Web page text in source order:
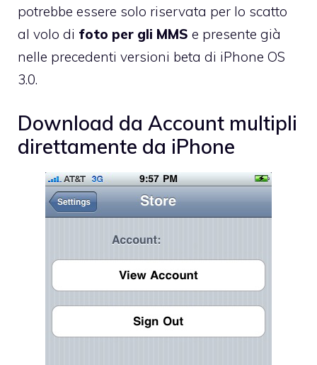
potrebbe essere solo riservata per lo scatto
al volo di foto per gli MMS e presente già
nelle precedenti versioni beta di iPhone OS
3.0.
Download da Account multipli
direttamente da iPhone